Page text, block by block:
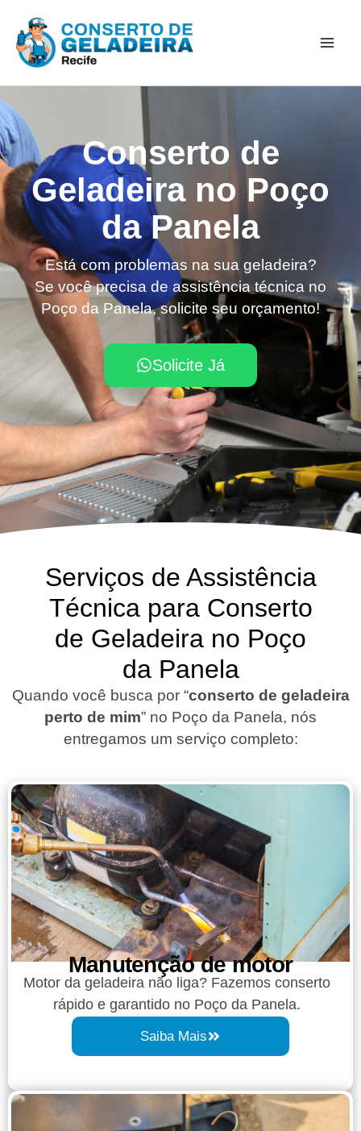
para
Conserto de
Geladeira no Poço
da Panela
Está com problemas na sua geladeira?
Se você precisa de assistência técnica no
Poço da Panela, solicite seu orçamento!
Solicite Já
Serviços de Assistência
Técnica para Conserto
de Geladeira no Poço
da Panela
Quando você busca por “conserto de geladeira
perto de mim” no Poço da Panela, nós
entregamos um serviço completo:
Manutenção de motor
Motor da geladeira não liga? Fazemos conserto
rápido e garantido no Poço da Panela.
Saiba Mais